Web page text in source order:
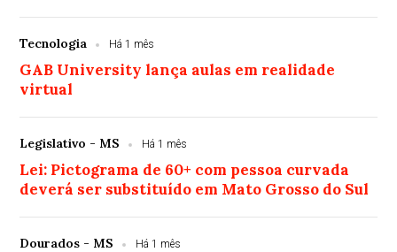
Tecnologia Há 1 mês
GAB University lança aulas em realidade
virtual
Legislativo - MS Há 1 mês
Lei: Pictograma de 60+ com pessoa curvada
deverá ser substituído em Mato Grosso do Sul
Dourados - MS Há 1 mês